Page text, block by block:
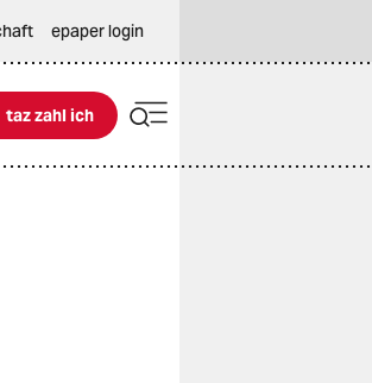
epaper login
ich
taz zahl ich